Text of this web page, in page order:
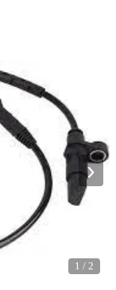
›
1 / 2